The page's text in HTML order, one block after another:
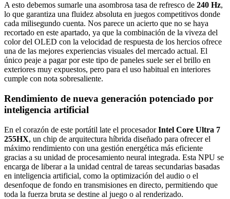
A esto debemos sumarle una asombrosa tasa de refresco de 240 Hz,
lo que garantiza una fluidez absoluta en juegos competitivos donde
cada milisegundo cuenta. Nos parece un acierto que no se haya
recortado en este apartado, ya que la combinación de la viveza del
color del OLED con la velocidad de respuesta de los hercios ofrece
una de las mejores experiencias visuales del mercado actual. El
único peaje a pagar por este tipo de paneles suele ser el brillo en
exteriores muy expuestos, pero para el uso habitual en interiores
cumple con nota sobresaliente.
Rendimiento de nueva generación potenciado por
inteligencia artificial
En el corazón de este portátil late el procesadorIntel Core Ultra 7
255HX, un chip de arquitectura híbrida diseñado para ofrecer el
máximo rendimiento con una gestión energética más eficiente
gracias a su unidad de procesamiento neural integrada. Esta NPU se
encarga de liberar a la unidad central de tareas secundarias basadas
en inteligencia artificial, como la optimización del audio o el
desenfoque de fondo en transmisiones en directo, permitiendo que
toda la fuerza bruta se destine al juego o al renderizado.